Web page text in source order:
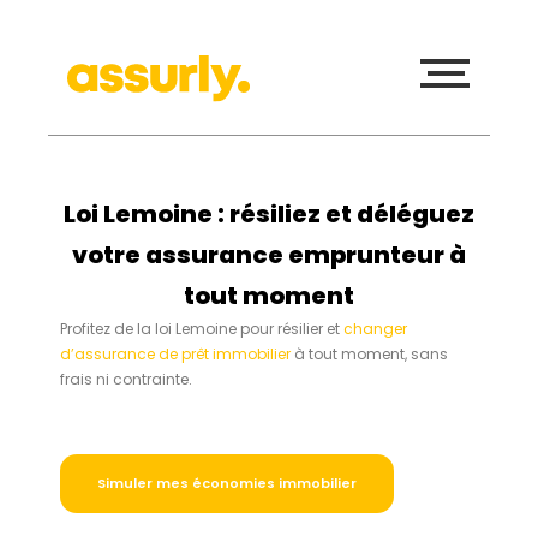
Loi Lemoine : résiliez et déléguez
votre assurance emprunteur à
tout moment
Profitez de la loi Lemoine pour résilier etchanger
d’assurance de prêt immobilier à tout moment, sans
frais ni contrainte.
Simuler mes économies immobilier